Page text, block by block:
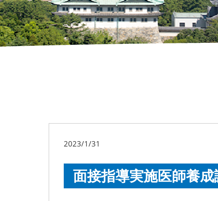
2023/1/31
面接指導実施医師養